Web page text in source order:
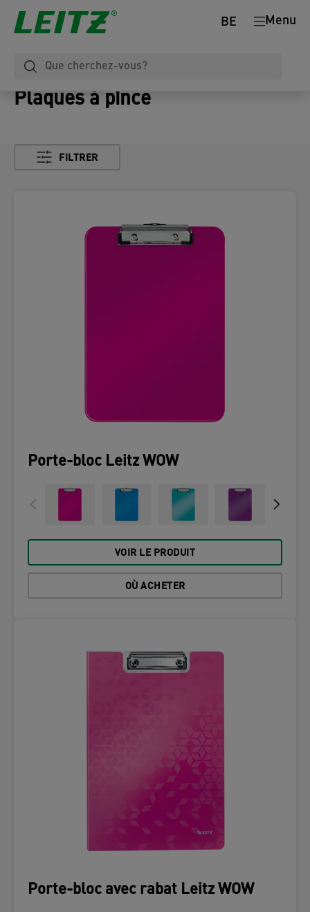
Menu
BE
Plaques à pince
FILTRER
Porte-bloc Leitz WOW
VOIR LE PRODUIT
OÙ ACHETER
Porte-bloc avec rabat Leitz WOW